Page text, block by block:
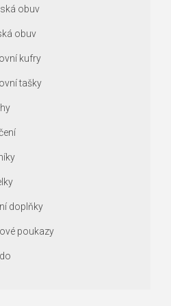
obuv
obuv
kufry
tašky
doplňky
poukazy